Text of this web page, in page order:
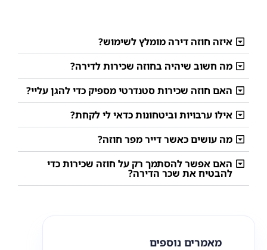
איזה חוזה דירה מומלץ לשימוש?
מה חשוב שיהיה בחוזה שכירות לדירה?
האם חוזה שכירות סטנדרטי מספיק כדי להגן עליי?
אילו ערבויות וביטחונות כדאי לי לקחת?
מה עושים כאשר דייר מפר חוזה?
האם אפשר להסתמך רק על חוזה שכירות כדי
להבטיח את שכר הדירה?
מאמרים נוספים